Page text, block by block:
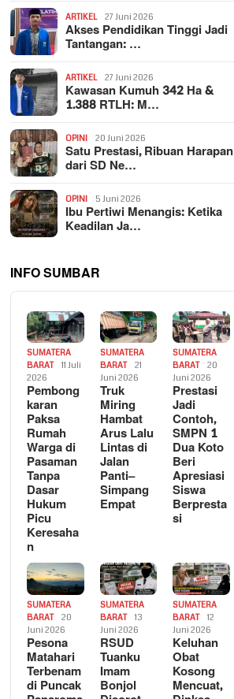
ARTIKEL 27 Juni 2026
Akses Pendidikan Tinggi Jadi
Tantangan: …
ARTIKEL 27 Juni 2026
Kawasan Kumuh 342 Ha &
1.388 RTLH: M…
OPINI 20 Juni 2026
Satu Prestasi, Ribuan Harapan
dari SD Ne…
OPINI 5 Juni 2026
Ibu Pertiwi Menangis: Ketika
Keadilan Ja…
INFO SUMBAR
SUMATERA
BARAT
11 Juli
2026
Pembong
karan
Paksa
Rumah
Warga di
Pasaman
Tanpa
Dasar
Hukum
Picu
Keresaha
n
SUMATERA
BARAT
21
Juni 2026
Truk
Miring
Hambat
Arus Lalu
Lintas di
Jalan
Panti–
Simpang
Empat
SUMATERA
BARAT
20
Juni 2026
Prestasi
Jadi
Contoh,
SMPN 1
Dua Koto
Beri
Apresiasi
Siswa
Berpresta
si
SUMATERA
BARAT
20
Juni 2026
Pesona
Matahari
Terbenam
di Puncak
SUMATERA
BARAT
13
Juni 2026
RSUD
Tuanku
Imam
Bonjol
SUMATERA
BARAT
12
Juni 2026
Keluhan
Obat
Kosong
Mencuat,